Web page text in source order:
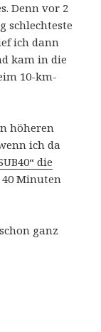
Denn vor 2
schlechteste
ich dann
kam in die
10-km-
höheren
ich da
die
Minuten
ganz